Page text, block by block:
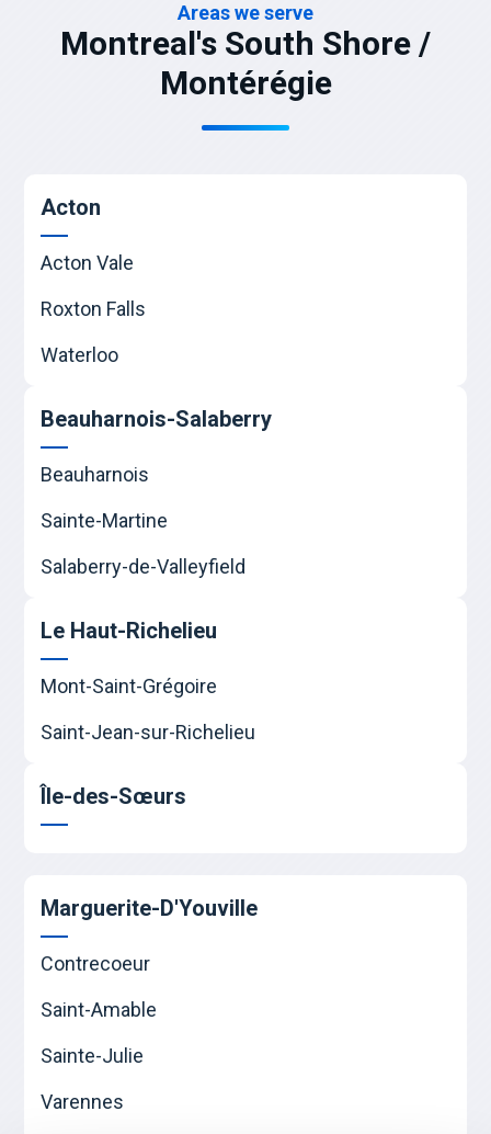
Areas we serve
Montreal's South Shore /
Montérégie
Acton
Acton Vale
Roxton Falls
Waterloo
Beauharnois-Salaberry
Beauharnois
Sainte-Martine
Salaberry-de-Valleyfield
Le Haut-Richelieu
Mont-Saint-Grégoire
Saint-Jean-sur-Richelieu
Île-des-Sœurs
Marguerite-D'Youville
Contrecoeur
Saint-Amable
Sainte-Julie
Varennes